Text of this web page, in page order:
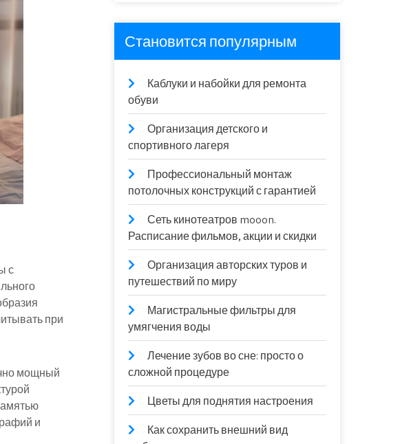
с
при
мощный
и
Становится популярным
Каблуки и набойки для ремонта
обуви
Организация детского и
спортивного лагеря
Профессиональный монтаж
потолочных конструкций с гарантией
Сеть кинотеатров mooon.
Расписание фильмов, акции и скидки
Организация авторских туров и
путешествий по миру
Магистральные фильтры для
умягчения воды
Лечение зубов во сне: просто о
сложной процедуре
Цветы для поднятия настроения
Как сохранить внешний вид